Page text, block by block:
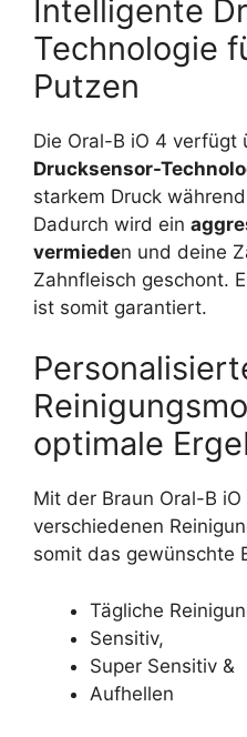
Intelligente
Technologie
Putzen
Die Oral-B iO 4 verfügt
Drucksensor-
starkem Druck
Dadurch wird ein
vermieden und deine
Zahnfleisch geschont.
ist somit garantiert.
optimale
Mit der Braun Oral-B
verschiedenen
somit das gewünschte
Tägliche
Sensitiv,
Super Sensitiv &
Aufhellen